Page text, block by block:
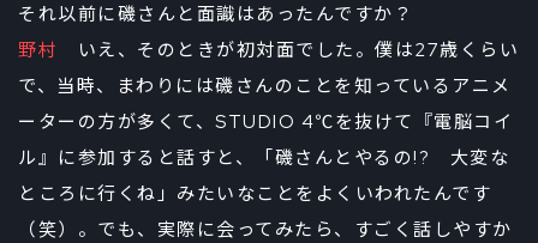
それ以前に磯さんと面識はあったんですか？
野村 いえ、そのときが初対面でした。僕は27歳くらい
で、当時、まわりには磯さんのことを知っているアニメ
ーターの方が多くて、STUDIO 4℃を抜けて『電脳コイ
ル』に参加すると話すと、「磯さんとやるの!? 大変な
ところに行くね」みたいなことをよくいわれたんです
（笑）。でも、実際に会ってみたら、すごく話しやすか